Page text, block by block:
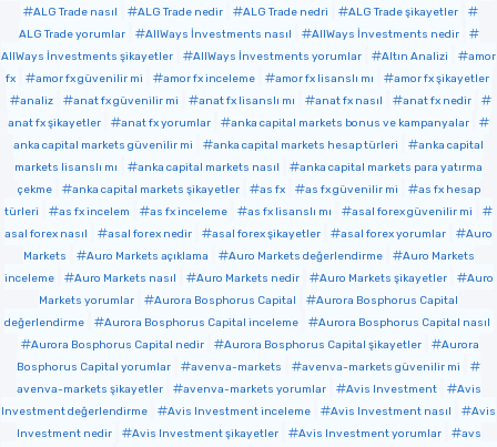
ALG Trade nasıl
ALG Trade nedir ALG Trade nedri
ALG Trade şikayetler
ALG Trade yorumlar
AllWays İnvestments nasıl
AllWays İnvestments nedir
AllWays İnvestments şikayetler
AllWays İnvestments yorumlar Altın Analizi
amor
fx
amor fx güvenilir mi amor fx inceleme amor fx lisanslı mı
amor fx şikayetler
analiz
anat fx güvenilir mi anat fx lisanslı mı anat fx nasıl
anat fx nedir
anat fx şikayetler
anat fx yorumlar
anka capital markets bonus ve kampanyalar
anka capital markets güvenilir mi
anka capital markets hesap türleri
anka capital
markets lisanslı mı
anka capital markets nasıl
anka capital markets para yatırma
çekme
anka capital markets şikayetler as fx as fx güvenilir mi
as fx hesap
türleri
as fx incelem as fx inceleme as fx lisanslı mı
asal forex güvenilir mi
asal forex nasıl
asal forex nedir asal forex şikayetler asal forex yorumlar
Auro
Markets
Auro Markets açıklama Auro Markets değerlendirme
Auro Markets
inceleme
Auro Markets nasıl Auro Markets nedir Auro Markets şikayetler
Auro
Markets yorumlar
Aurora Bosphorus Capital
Aurora Bosphorus Capital
değerlendirme
Aurora Bosphorus Capital inceleme
Aurora Bosphorus Capital nasıl
Aurora Bosphorus Capital nedir
Aurora Bosphorus Capital şikayetler
Aurora
Bosphorus Capital yorumlar
avenva-markets
avenva-markets güvenilir mi
avenva-markets şikayetler
avenva-markets yorumlar Avis Investment
Avis
Investment değerlendirme
Avis Investment inceleme Avis Investment nasıl
Avis
Investment nedir
Avis Investment şikayetler Avis Investment yorumlar
avs